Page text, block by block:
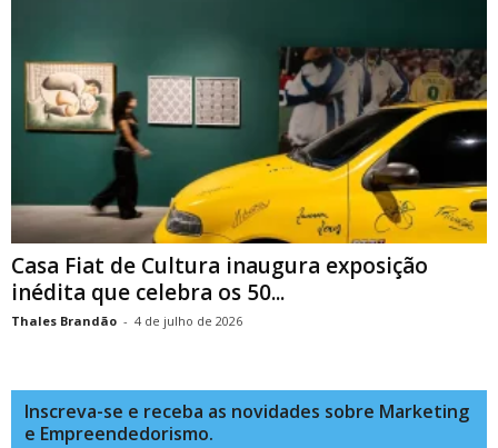
Casa Fiat de Cultura inaugura exposição
inédita que celebra os 50...
Thales Brandão - 4 de julho de 2026
Inscreva-se e receba as novidades sobre Marketing
e Empreendedorismo.